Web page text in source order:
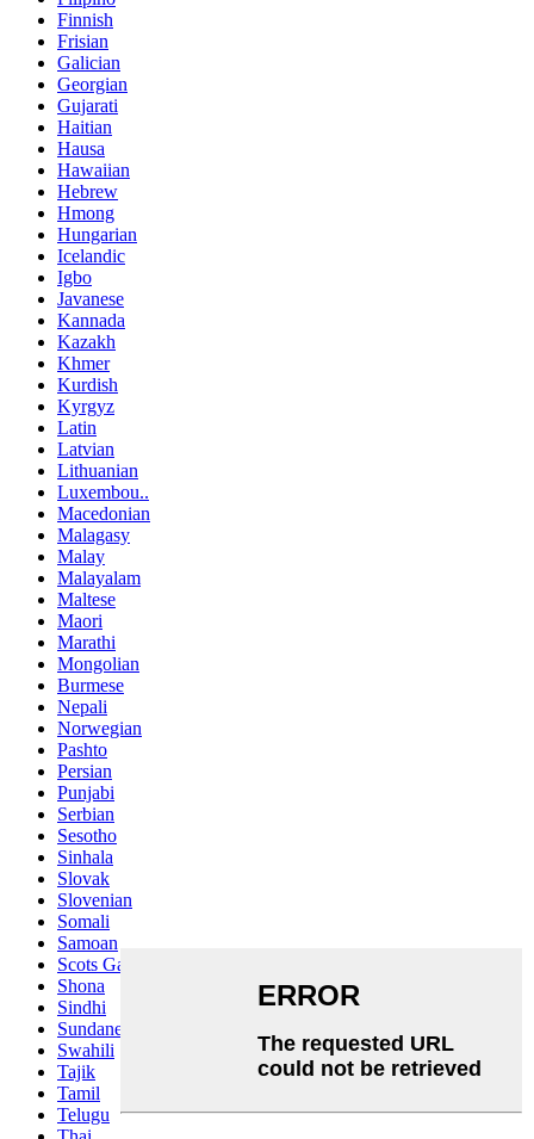
Finnish
Frisian
Galician
Georgian
Gujarati
Haitian
Hausa
Hawaiian
Hebrew
Hmong
Hungarian
Icelandic
Igbo
Javanese
Kannada
Kazakh
Khmer
Kurdish
Kyrgyz
Latin
Latvian
Lithuanian
Luxembou..
Macedonian
Malagasy
Malay
Malayalam
Maltese
Maori
Marathi
Mongolian
Burmese
Nepali
Norwegian
Pashto
Persian
Punjabi
Serbian
Sesotho
Sinhala
Slovak
Slovenian
Somali
Samoan
Scots Gaelic
Shona
Sindhi
Sundanese
Swahili
Tajik
Tamil
Telugu